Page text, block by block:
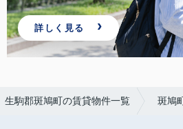
詳しく見る
生駒郡斑鳩町の賃貸物件一覧 斑鳩